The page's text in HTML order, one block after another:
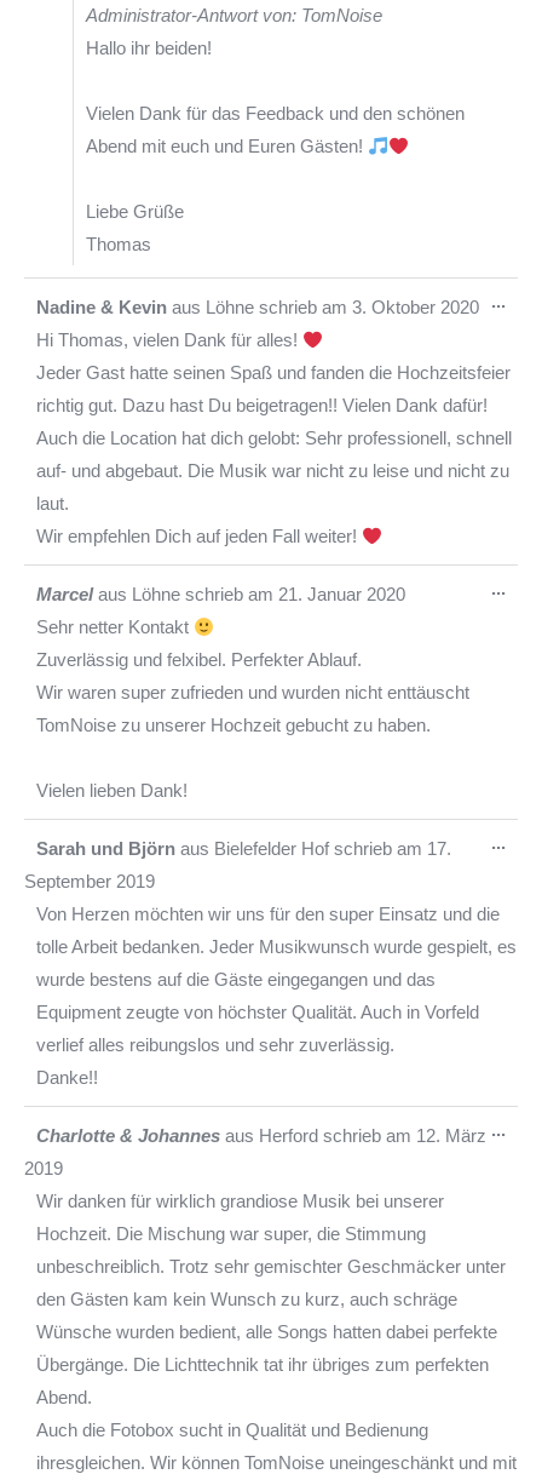
Administrator-Antwort von: TomNoise
Hallo ihr beiden!
Vielen Dank für das Feedback und den schönen
Abend mit euch und Euren Gästen!
Liebe Grüße
Thomas
Nadine & Kevin aus Löhne schrieb am 3. Oktober 2020
Hi Thomas, vielen Dank für alles!
Jeder Gast hatte seinen Spaß und fanden die Hochzeitsfeier
richtig gut. Dazu hast Du beigetragen!! Vielen Dank dafür!
Auch die Location hat dich gelobt: Sehr professionell, schnell
auf- und abgebaut. Die Musik war nicht zu leise und nicht zu
laut.
Wir empfehlen Dich auf jeden Fall weiter!
...
Marcel aus Löhne schrieb am 21. Januar 2020
Sehr netter Kontakt
Zuverlässig und felxibel. Perfekter Ablauf.
Wir waren super zufrieden und wurden nicht enttäuscht
TomNoise zu unserer Hochzeit gebucht zu haben.
Vielen lieben Dank!
...
Sarah und Björn aus Bielefelder Hof schrieb am 17.
September 2019
Von Herzen möchten wir uns für den super Einsatz und die
tolle Arbeit bedanken. Jeder Musikwunsch wurde gespielt, es
wurde bestens auf die Gäste eingegangen und das
Equipment zeugte von höchster Qualität. Auch in Vorfeld
verlief alles reibungslos und sehr zuverlässig.
Danke!!
...
Charlotte & Johannes aus Herford schrieb am 12. März
2019
Wir danken für wirklich grandiose Musik bei unserer
Hochzeit. Die Mischung war super, die Stimmung
unbeschreiblich. Trotz sehr gemischter Geschmäcker unter
den Gästen kam kein Wunsch zu kurz, auch schräge
Wünsche wurden bedient, alle Songs hatten dabei perfekte
Übergänge. Die Lichttechnik tat ihr übriges zum perfekten
Abend.
Auch die Fotobox sucht in Qualität und Bedienung
ihresgleichen. Wir können TomNoise uneingeschänkt und mit
...